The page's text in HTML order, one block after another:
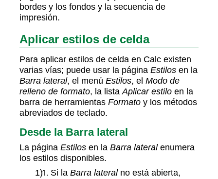
bordes y los fondos y la secuencia de
impresión.
Aplicar estilos de celda
Para aplicar estilos de celda en Calc existen
varias vías; puede usar la página Estilos en la
Barra lateral, el menú Estilos, el Modo de
relleno de formato, la lista Aplicar estilo en la
barra de herramientas Formato y los métodos
abreviados de teclado.
Desde la Barra lateral
La página Estilos en la Barra lateralenumera
los estilos disponibles.
Si la Barra lateralno está abierta,